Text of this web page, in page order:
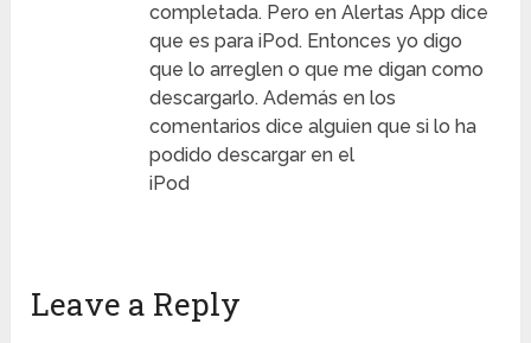
completada. Pero en Alertas App dice
que es para iPod. Entonces yo digo
que lo arreglen o que me digan como
descargarlo. Además en los
comentarios dice alguien que si lo ha
podido descargar en el
iPod
Leave a Reply